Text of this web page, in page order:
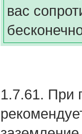
вас
1.7.61. При